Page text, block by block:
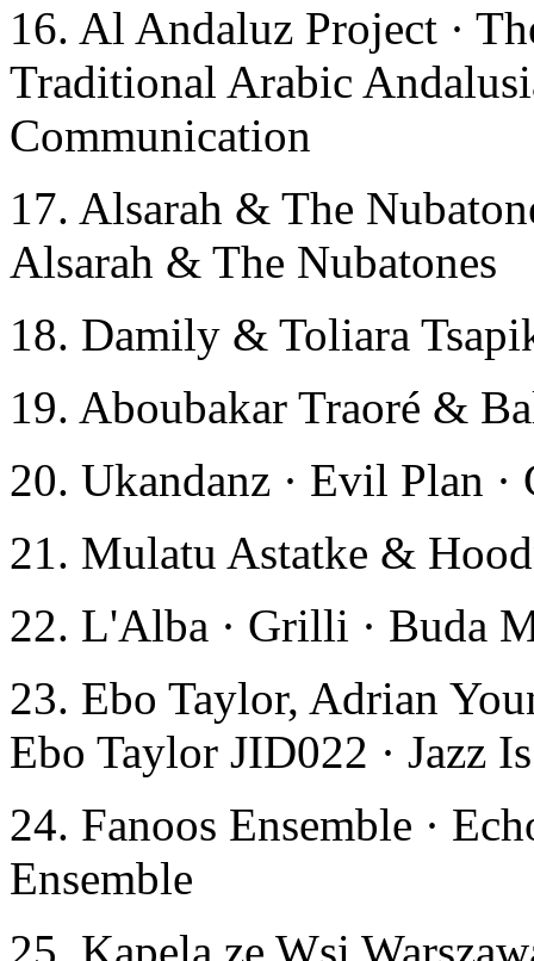
16. Al Andaluz Project ·
Traditional Arabic
Communication
17. Alsarah & The
Alsarah & The Nubatones
18. Damily & Toliara
19. Aboubakar Traoré &
20. Ukandanz · Evil Plan ·
21. Mulatu Astatke &
22. L'Alba · Grilli · Buda
23. Ebo Taylor, Adrian
Ebo Taylor JID022 · Jazz
24. Fanoos Ensemble ·
Ensemble